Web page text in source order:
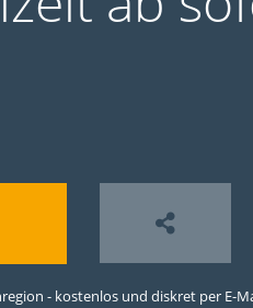
- kostenlos und diskret per E-